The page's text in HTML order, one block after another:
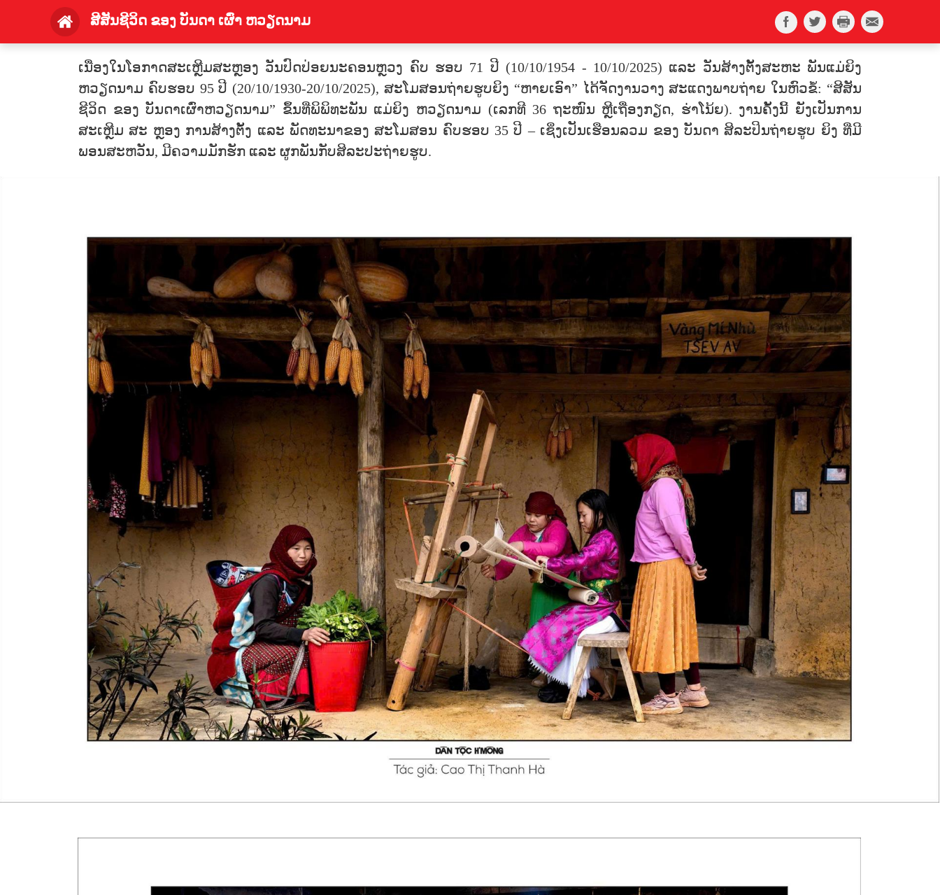
ສີສັນຊີວິດ ຂອງ ບັນດາ ເຜົ່າ ຫວຽດນາມ
ເນື່ອງໃນໂອກາດສະເຫຼີມສະຫຼອງ ວັນປົດປ່ອຍນະຄອນຫຼວງ ຄົບ ຮອບ 71 ປີ (10/10/1954 - 10/10/2025) ແລະ ວັນສ້າງຕັ້ງສະຫະ ພັນແມ່ຍິງ
ຫວຽດນາມ ຄົບຮອບ 95 ປີ (20/10/1930-20/10/2025), ສະໂມສອນຖ່າຍຮູບຍິງ “ຫາຍເອົາ” ໄດ້ຈັດງານວາງ ສະແດງພາບຖ່າຍ ໃນຫົວຂໍ້: “ສີສັນ
ຊີວິດ ຂອງ ບັນດາເຜົ່າຫວຽດນາມ” ຂຶ້ນທີ່ພິພິທະພັນ ແມ່ຍິງ ຫວຽດນາມ (ເລກທີ 36 ຖະໜົນ ຫຼີເຖື່ອງກຽດ, ຮ່າໂນ້ຍ). ງານຄັ້ງນີ້ ຍັງເປັນການ
ສະເຫຼີມ ສະ ຫຼອງ ການສ້າງຕັ້ງ ແລະ ພັດທະນາຂອງ ສະໂມສອນ ຄົບຮອບ 35 ປີ – ເຊິ່ງເປັນເຮືອນລວມ ຂອງ ບັນດາ ສິລະປິນຖ່າຍຮູບ ຍິງ ທີ່ມີ
ພອນສະຫວັນ, ມີຄວາມມັກຮັກ ແລະ ຜູກພັນກັບສິລະປະຖ່າຍຮູບ.